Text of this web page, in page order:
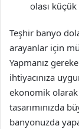
olası
Teşhir banyo
arayanlar için
Yapmanız
ihtiyacınıza
ekonomik
tasarımınızda
banyonuzda